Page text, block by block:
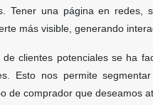
Tener una página en redes,
más visible, generando
de clientes potenciales se ha
Esto nos permite
de comprador que deseamos